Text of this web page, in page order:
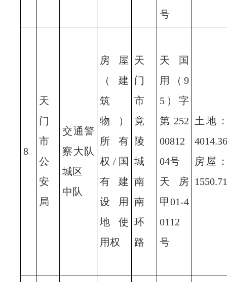
号
8
天
门
市
公
安
局
交通警
察大队
城区
中队
房屋
（建
筑
物）
所有
权/国
有建
设用
地使
用权
天
门
市
竟
陵
城
南
南
环
路
天国
用（9
5）字
第252
00812
04号
天房
甲01-4
0112
号
土地
4014.36
房屋
1550.71